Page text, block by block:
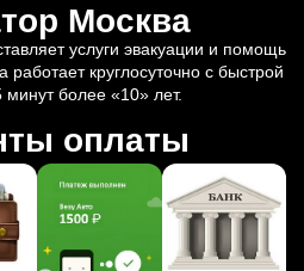
Москва
услуги эвакуации и помощь
круглосуточно с быстрой
минут более «10» лет.
оплаты